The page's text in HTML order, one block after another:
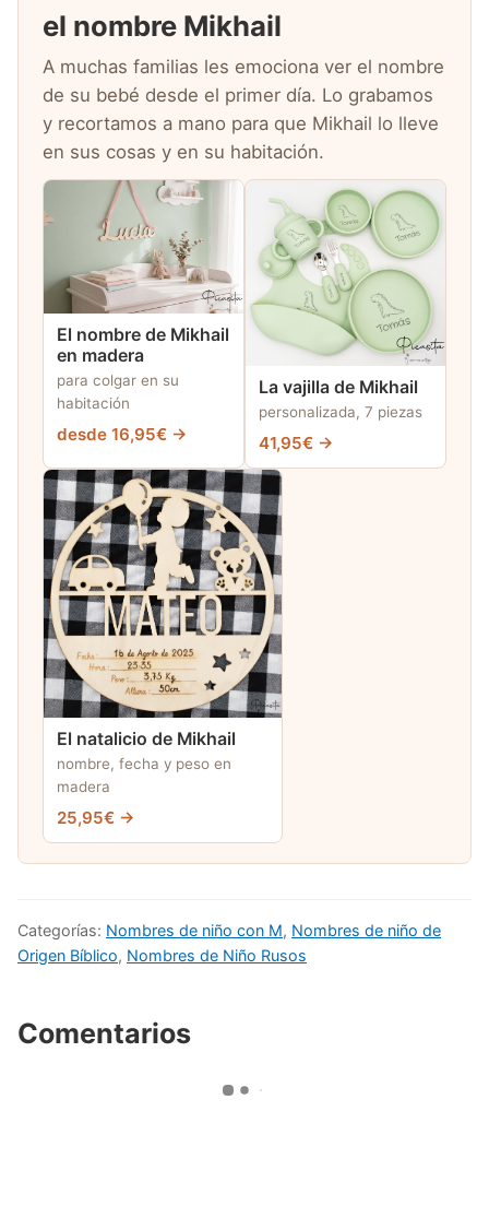
el nombre Mikhail
A muchas familias les emociona ver el nombre
de su bebé desde el primer día. Lo grabamos
y recortamos a mano para que Mikhail lo lleve
en sus cosas y en su habitación.
El nombre de Mikhail
en madera
para colgar en su
habitación
desde 16,95€ →
La vajilla de Mikhail
personalizada, 7 piezas
41,95€ →
El natalicio de Mikhail
nombre, fecha y peso en
madera
25,95€ →
Categorías: Nombres de niño con M, Nombres de niño de
Origen Bíblico, Nombres de Niño Rusos
Comentarios